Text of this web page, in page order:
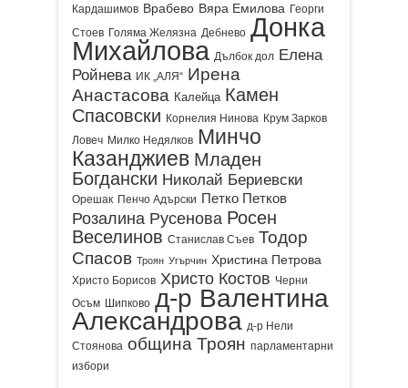
Кардашимов Врабево Вяра Емилова Георги
Стоев Голяма Желязна Дебнево Донка
Михайлова Дълбок дол Елена
Ройнева ИК „АЛЯ“ Ирена
Анастасова Калейца Камен
Спасовски Корнелия Нинова Крум Зарков
Ловеч Милко Недялков Минчо
Казанджиев Младен
Богдански Николай Бериевски
Орешак Пенчо Адърски Петко Петков
Розалина Русенова Росен
Веселинов Станислав Съев Тодор
Спасов Троян Угърчин Христина Петрова
Христо Борисов Христо Костов Черни
Осъм
Шипково д-р Валентина
Александрова д-р Нели
Стоянова община Троян парламентарни
избори